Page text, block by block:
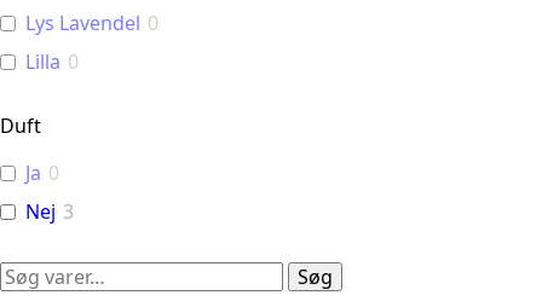
Lys Lavendel 0
Lilla 0
Duft
Ja 0
Nej 3
Søg
Søg